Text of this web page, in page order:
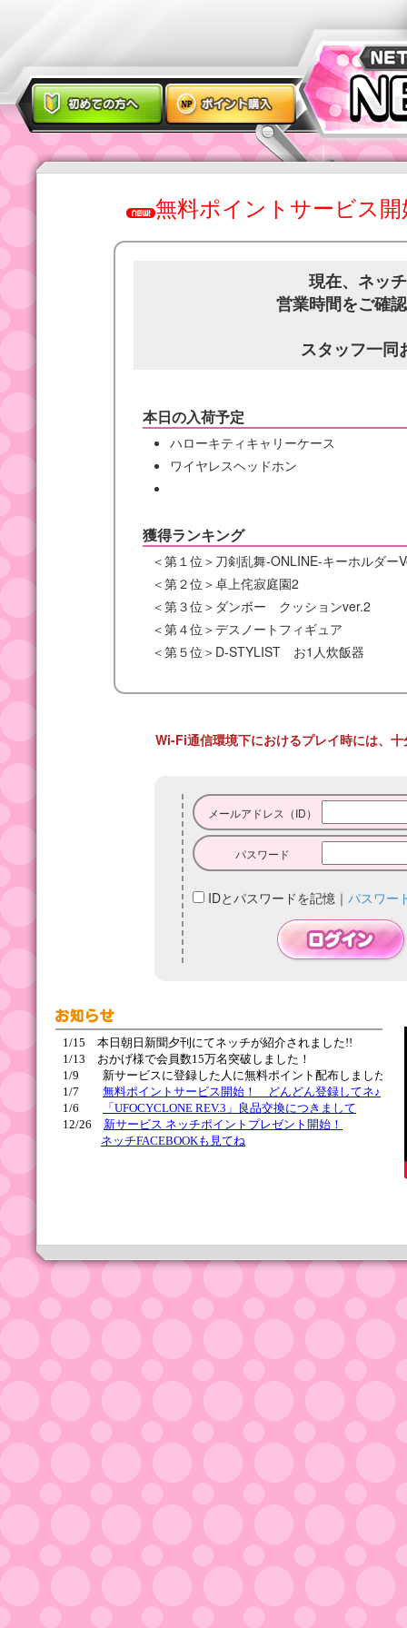
無料ポイントサービス
現在、ネッ
営業時間をご確
スタッフ一同
本日の入荷予定
ハローキティキャリーケース
ワイヤレスヘッドホン
獲得ランキング
＜第１位＞刀剣乱舞-ONLINE-キーホルダー
＜第２位＞卓上侘寂庭園2
＜第３位＞ダンボー クッションver.2
＜第４位＞デスノートフィギュア
＜第５位＞D-STYLIST お1人炊飯器
Wi-Fi通信環境下におけるプレイ時には、
メールアドレス（ID）
パスワード
IDとパスワードを記憶 ｜ パスワー